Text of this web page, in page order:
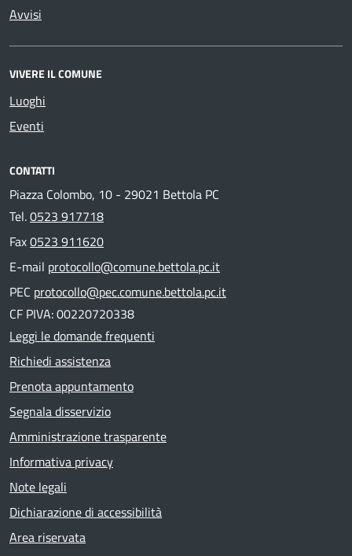
Avvisi
VIVERE IL COMUNE
Luoghi
Eventi
CONTATTI
Piazza Colombo, 10 - 29021 Bettola PC
Tel.0523 917718
Fax0523 911620
E-mail protocollo@comune.bettola.pc.it
PEC protocollo@pec.comune.bettola.pc.it
CF PIVA: 00220720338
Leggi le domande frequenti
Richiedi assistenza
Prenota appuntamento
Segnala disservizio
Amministrazione trasparente
Informativa privacy
Note legali
Dichiarazione di accessibilità
Area riservata